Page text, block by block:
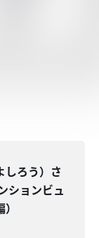
しろう）さ
ションビュ